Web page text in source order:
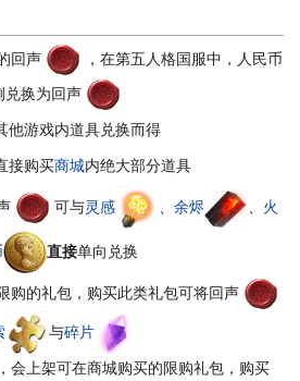
回声
，在第五人格国服中，人民币
兑换为回声
他游戏内道具兑换而得
接购买商城内绝大部分道具
可与灵感 、余烬 火
直接单向兑换
购的礼包，购买此类礼包可将回声
与碎片
会上架可在商城购买的限购礼包，购买